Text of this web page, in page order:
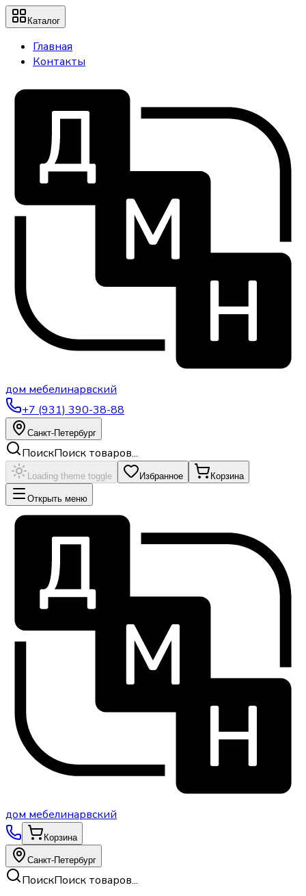
Каталог
Главная
Контакты
дом мебелинарвский
+7 (931) 390-38-88
Санкт-Петербург
ПоискПоиск товаров...
Loading theme toggle Избранное Корзина
Открыть меню
дом мебелинарвский
Корзина
Санкт-Петербург
ПоискПоиск товаров...